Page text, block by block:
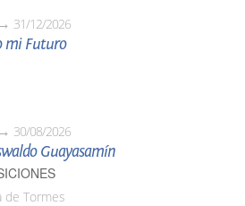
31/12/2026
mi Futuro
30/08/2026
Guayasamín
de Tormes